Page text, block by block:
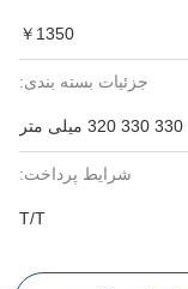
￥1350
جزئیات بسته بندی:
شرایط پرداخت:
T/T